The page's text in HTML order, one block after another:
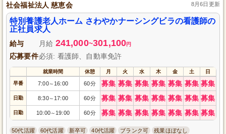
社会福祉法人 慈恵会 8月6日更新
特別養護老人ホーム さわやかナーシングビラの看護師の
正社員求人
給与 月給 241,000~301,100円
応募要件必須: 看護師、自動車免許
就業時間 休憩 月 火 水 木 金 土 日
早番 7:00～ 16:00 60分 募集 募集 募集 募集 募集 募集 募集
日勤 8:30～ 17:00 60分 募集 募集 募集 募集 募集 募集 募集
日勤 10:00～ 19:00 60分 募集 募集 募集 募集 募集 募集 募集
50代活躍 60代活躍 新卒可 40代活躍 ブランク可 残業ほぼなし